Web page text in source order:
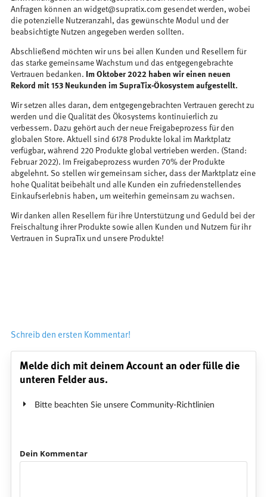
Anfragen können an widget@supratix.com gesendet werden, wobei
die potenzielle Nutzeranzahl, das gewünschte Modul und der
beabsichtigte Nutzen angegeben werden sollten.
Abschließend möchten wir uns bei allen Kunden und Resellern für
das starke gemeinsame Wachstum und das entgegengebrachte
Vertrauen bedanken. Im Oktober 2022 haben wir einen neuen
Rekord mit 153 Neukunden im SupraTix-Ökosystem aufgestellt.
Wir setzen alles daran, dem entgegengebrachten Vertrauen gerecht zu
werden und die Qualität des Ökosystems kontinuierlich zu
verbessern. Dazu gehört auch der neue Freigabeprozess für den
globalen Store. Aktuell sind 6178 Produkte lokal im Marktplatz
verfügbar, während 220 Produkte global vertrieben werden. (Stand:
Februar 2022). Im Freigabeprozess wurden 70% der Produkte
abgelehnt. So stellen wir gemeinsam sicher, dass der Marktplatz eine
hohe Qualität beibehält und alle Kunden ein zufriedenstellendes
Einkaufserlebnis haben, um weiterhin gemeinsam zu wachsen.
Wir danken allen Resellern für ihre Unterstützung und Geduld bei der
Freischaltung ihrer Produkte sowie allen Kunden und Nutzern für ihr
Vertrauen in SupraTix und unsere Produkte!
Schreib den ersten Kommentar!
Melde dich mit deinem Account an oder fülle die
unteren Felder aus.
Bitte beachten Sie unsere Community-Richtlinien
Dein Kommentar